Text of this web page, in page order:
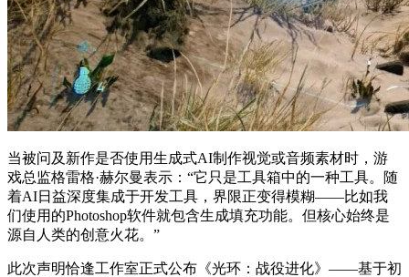
当被问及新作是否使用生成式AI制作视觉或音频素材时，游
戏总监格雷格·赫尔曼表示：“它只是工具箱中的一种工具。随
着AI日益深度集成于开发工具，界限正变得模糊——比如我
们使用的Photoshop软件就包含生成填充功能。但核心始终是
源自人类的创意火花。”
此次声明恰逢工作室正式公布《光环：战役进化》——基于初